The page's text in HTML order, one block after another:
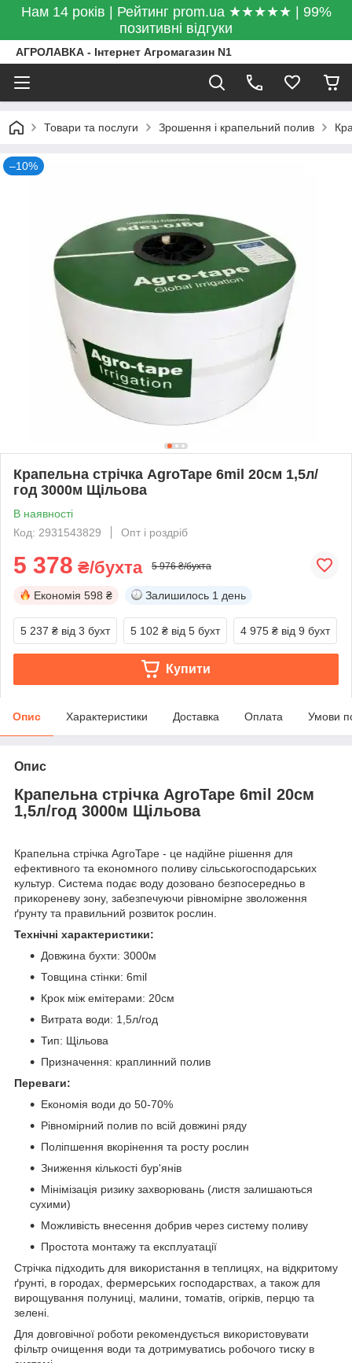
Нам 14 років | Рейтинг prom.ua ★★★★★ | 99%
позитивні відгуки
АГРОЛАВКА - Інтернет Агромагазин N1
Товари та послуги Зрошення і крапельний полив
–10%
Крапельна стрічка AgroTape 6mil 20см 1,5л/
год 3000м Щільова
В наявності
Код: 2931543829
Опт і роздріб
5 378 ₴/бухта 5 976 ₴/бухта
Економія 598 ₴ Залишилось 1 день
5 237 ₴ від 3 бухт 5 102 ₴ від 5 бухт 4 975 ₴ від 9 бухт
Купити
Опис Характеристики Доставка Оплата Умови
Опис
Крапельна стрічка AgroTape 6mil 20см
1,5л/год 3000м Щільова
Крапельна стрічка AgroTape - це надійне рішення для
ефективного та економного поливу сільськогосподарських
культур. Система подає воду дозовано безпосередньо в
прикореневу зону, забезпечуючи рівномірне зволоження
ґрунту та правильний розвиток рослин.
Технічні характеристики:
Довжина бухти: 3000м
Товщина стінки: 6mil
Крок між емітерами: 20см
Витрата води: 1,5л/год
Тип: Щільова
Призначення: краплинний полив
Переваги:
Економія води до 50-70%
Рівномірний полив по всій довжині ряду
Поліпшення вкорінення та росту рослин
Зниження кількості бур'янів
Мінімізація ризику захворювань (листя залишаються
сухими)
Можливість внесення добрив через систему поливу
Простота монтажу та експлуатації
Стрічка підходить для використання в теплицях, на відкритому
ґрунті, в городах, фермерських господарствах, а також для
вирощування полуниці, малини, томатів, огірків, перцю та
зелені.
Для довговічної роботи рекомендується використовувати
фільтр очищення води та дотримуватись робочого тиску в